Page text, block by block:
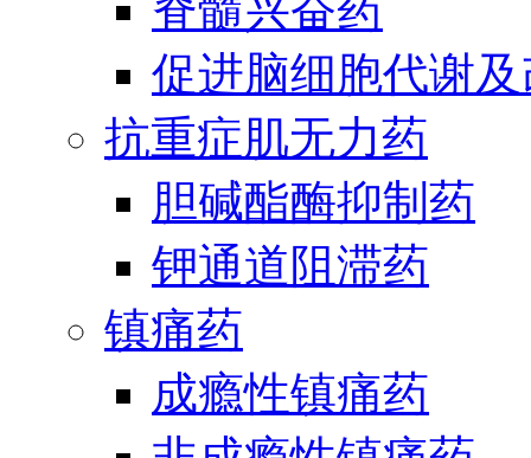
促进脑细胞代谢
抗重症肌无力药
胆碱酯酶抑制药
钾通道阻滞药
镇痛药
成瘾性镇痛药